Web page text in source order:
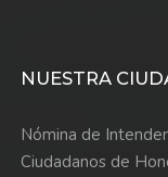
NUESTRA
Nómina de
Ciudadanos de